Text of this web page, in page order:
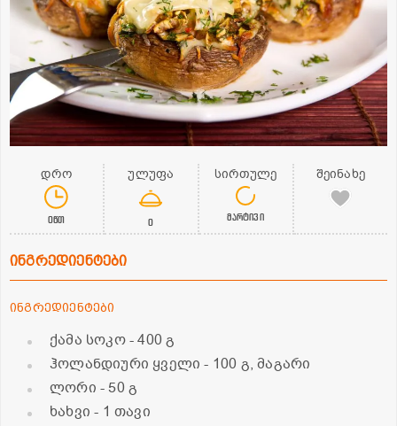
დრო
0წთ
ულუფა
0
სირთულე
მარტივი
შეინახე
ინგრედიენტები
ინგრედიენტები
ქამა სოკო- 400 გ
ჰოლანდიური ყველი- 100 გ, მაგარი
ლორი- 50 გ
ხახვი- 1 თავი